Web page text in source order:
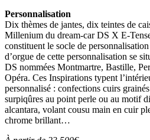
Personnalisation
Dix thèmes de jantes, dix teintes de
Millenium du dream-car DS X E-
constituent le socle de
d’orgue de cette personnalisation se
DS nommées Montmartre, Bastille,
Opéra. Ces Inspirations typent
personnalisé : confections cuirs
surpiqûres au point perle ou au motif
alcantara, volant cousu main en cuir
chrome brillant…